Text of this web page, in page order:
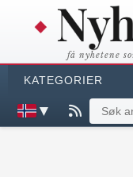
få nyhetene
KATEGORIER
▼